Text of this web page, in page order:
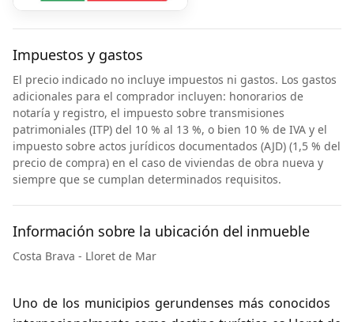
Impuestos y gastos
El precio indicado no incluye impuestos ni gastos. Los gastos
adicionales para el comprador incluyen: honorarios de
notaría y registro, el impuesto sobre transmisiones
patrimoniales (ITP) del 10 % al 13 %, o bien 10 % de IVA y el
impuesto sobre actos jurídicos documentados (AJD) (1,5 % del
precio de compra) en el caso de viviendas de obra nueva y
siempre que se cumplan determinados requisitos.
Información sobre la ubicación del inmueble
Costa Brava - Lloret de Mar
Uno de los municipios gerundenses más conocidos